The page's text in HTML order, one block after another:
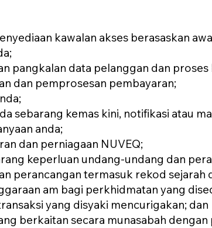
kawalan akses berasaskan
pangkalan data pelanggan dan
dan pemprosesan pembayaran;
sebarang kemas kini, notifikasi atau
anda;
dan perniagaan NUVEQ;
keperluan undang-undang dan
perancangan termasuk rekod sejarah
am bagi perkhidmatan yang
yang disyaki mencurigakan; dan
berkaitan secara munasabah